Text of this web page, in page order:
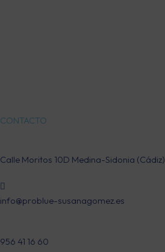
CONTACTO
Calle Moritos 10D Medina-Sidonia (Cádiz)
info@problue-susanagomez.es
956 41 16 60